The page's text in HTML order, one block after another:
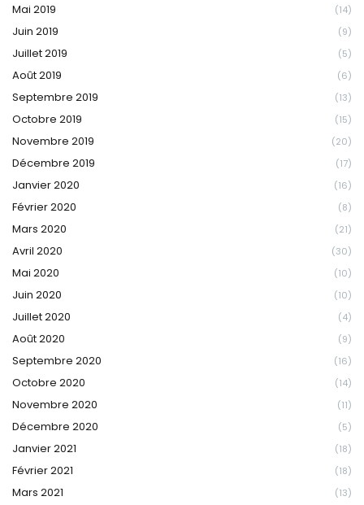
Mai 2019 (14)
Juin 2019 (9)
Juillet 2019 (5)
Août 2019 (6)
Septembre 2019 (13)
Octobre 2019 (15)
Novembre 2019 (20)
Décembre 2019 (17)
Janvier 2020 (16)
Février 2020 (8)
Mars 2020 (21)
Avril 2020 (30)
Mai 2020 (10)
Juin 2020 (10)
Juillet 2020 (4)
Août 2020 (9)
Septembre 2020 (16)
Octobre 2020 (14)
Novembre 2020 (11)
Décembre 2020 (5)
Janvier 2021 (18)
Février 2021 (18)
Mars 2021 (13)